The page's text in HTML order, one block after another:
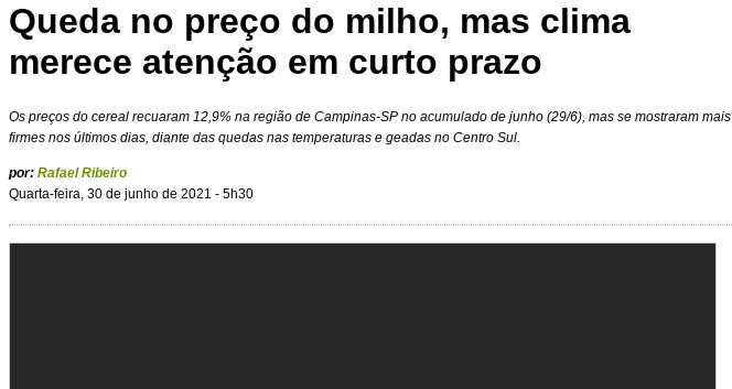
Queda no preço do milho, mas clima
merece atenção em curto prazo
Os preços do cereal recuaram 12,9% na região de Campinas-SP no acumulado de junho (29/6), mas se mostraram mais
firmes nos últimos dias, diante das quedas nas temperaturas e geadas no Centro Sul.
por: Rafael Ribeiro
Quarta-feira, 30 de junho de 2021 - 5h30